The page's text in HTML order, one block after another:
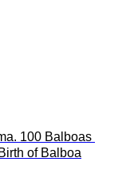
100 Balboas
of Balboa